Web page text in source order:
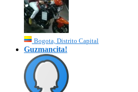
Bogota, Distrito Capital
Guzmancita!